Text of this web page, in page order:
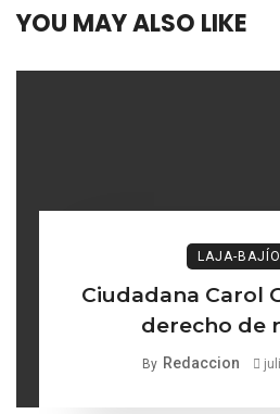
YOU MAY ALSO LIKE
LAJA-BAJÍO
Ciudadana Carol
derecho de
By Redaccion